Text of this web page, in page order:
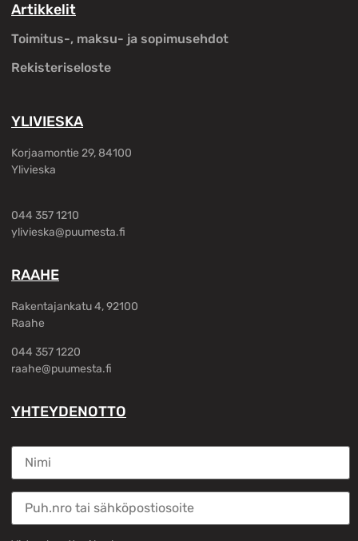
Artikkelit
Toimitus-, maksu- ja sopimusehdot
Rekisteriseloste
YLIVIESKA
Korjaamontie 29, 84100
Ylivieska
044 357 1210
ylivieska@puumesta.fi
RAAHE
Rakentajankatu 4, 92100
Raahe
044 357 1220
raahe@puumesta.fi
YHTEYDENOTTO